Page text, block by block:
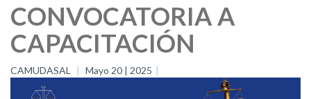
CONVOCATORIA A
CAPACITACIÓN
CAMUDASAL Mayo 20 | 2025